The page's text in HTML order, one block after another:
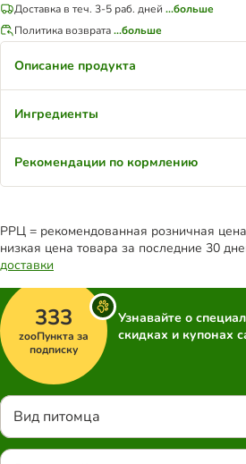
Доставка в теч. 3-5 раб. дней ...больше
Политика возврата...больше
Описание продукта
Ингредиенты
Рекомендации по кормлению
РРЦ = рекомендованная розничная
низкая цена товара за последние 30
доставки
333
zooПункта за
подписку
Узнавайте о
скидках и купонах
Вид питомца